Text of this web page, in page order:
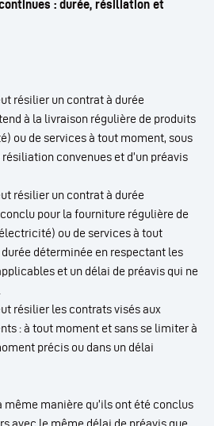
: durée, résiliation et
résilier un contrat à durée
à la livraison régulière de produits
ou de services à tout moment, sous
convenues et d’un préavis
résilier un contrat à durée
pour la fourniture régulière de
ou de services à tout
déterminée en respectant les
et un délai de préavis qui ne
résilier les contrats visés aux
: à tout moment et sans se limiter à
précis ou dans un délai
même manière qu’ils ont été conclus
avec le même délai de préavis que